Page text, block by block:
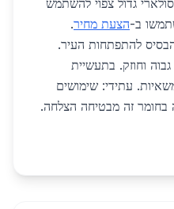
גדול צפוי להשתמש
הצעת מחיר.
הבסיס להתפתחות העיר.
גבוה וחוזק. בתעשיית
עתידי: שימושים
בחומר זה מבטיחה הצלחה.